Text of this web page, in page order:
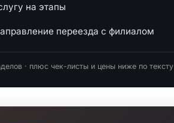
на этапы
переезда с филиалом
· плюс чек-листы и цены ниже по тексту